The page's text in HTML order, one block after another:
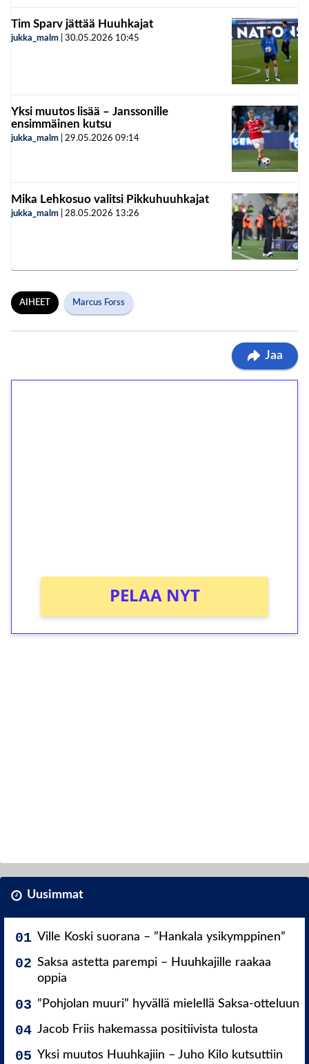
Tim Sparv jättää Huuhkajat
jukka_malm 30.05.2026 10:45
Yksi muutos lisää – Janssonille
ensimmäinen kutsu
jukka_malm 29.05.2026 09:14
Mika Lehkosuo valitsi Pikkuhuuhkajat
jukka_malm 28.05.2026 13:26
AIHEET Marcus Forss
Jaa
PELAA NYT
Uusimmat
Ville Koski suorana – ”Hankala ysikymppinen”
Saksa astetta parempi – Huuhkajille raakaa
oppia
”Pohjolan muuri” hyvällä mielellä Saksa-otteluun
Jacob Friis hakemassa positiivista tulosta
Yksi muutos Huuhkajiin – Juho Kilo kutsuttiin